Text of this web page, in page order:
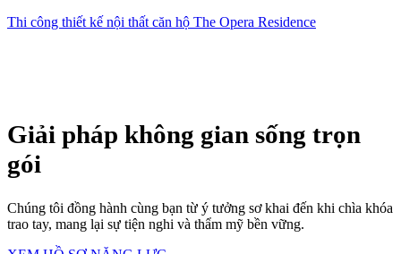
Thi công thiết kế nội thất căn hộ The Opera Residence
Giải pháp không gian sống trọn
gói
Chúng tôi đồng hành cùng bạn từ ý tưởng sơ khai đến khi chìa khóa
trao tay, mang lại sự tiện nghi và thẩm mỹ bền vững.